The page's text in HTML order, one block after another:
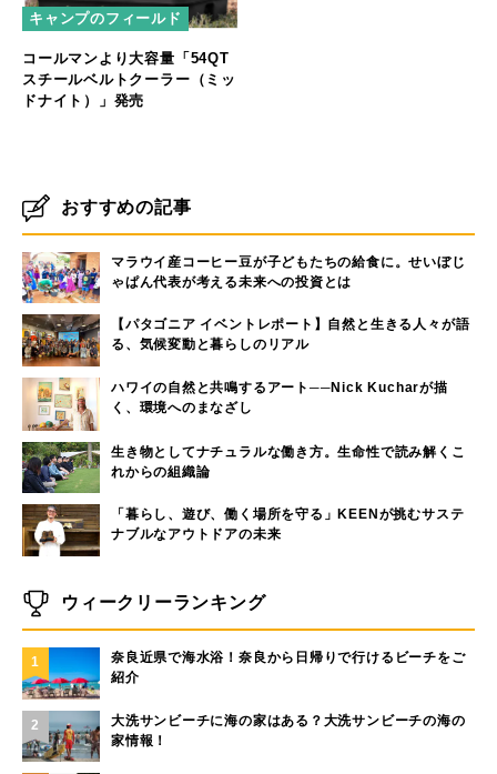
キャンプのフィールド
コールマンより大容量「54QT
スチールベルトクーラー（ミッ
ドナイト）」発売
おすすめの記事
マラウイ産コーヒー豆が子どもたちの給食に。せいぼじ
ゃぱん代表が考える未来への投資とは
【パタゴニア イベントレポート】自然と生きる人々が語
る、気候変動と暮らしのリアル
ハワイの自然と共鳴するアート──Nick Kucharが描
く、環境へのまなざし
生き物としてナチュラルな働き方。生命性で読み解くこ
れからの組織論
「暮らし、遊び、働く場所を守る」KEENが挑むサステ
ナブルなアウトドアの未来
ウィークリーランキング
1
奈良近県で海水浴！奈良から日帰りで行けるビーチをご
紹介
2
大洗サンビーチに海の家はある？大洗サンビーチの海の
家情報！